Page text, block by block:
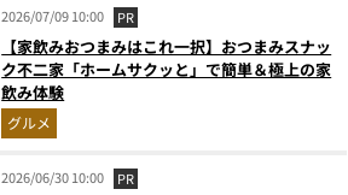
2026/07/09 10:00 PR
【家飲みおつまみはこれ一択】おつまみスナッ
ク不二家「ホームサクッと」で簡単＆極上の家
飲み体験
グルメ
2026/06/30 10:00 PR